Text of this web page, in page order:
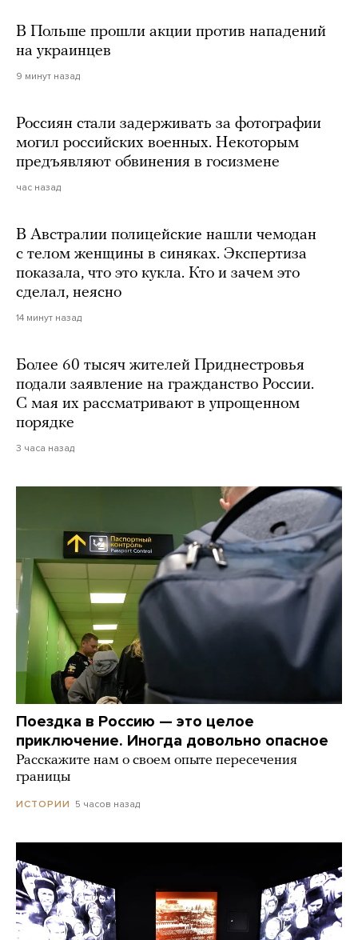
В Польше прошли акции против нападений
на украинцев
9 минут назад
Россиян стали задерживать за фотографии
могил российских военных. Некоторым
предъявляют обвинения в госизмене
час назад
В Австралии полицейские нашли чемодан
с телом женщины в синяках. Экспертиза
показала, что это кукла. Кто и зачем это
сделал, неясно
14 минут назад
Более 60 тысяч жителей Приднестровья
подали заявление на гражданство России.
С мая их рассматривают в упрощенном
порядке
3 часа назад
Поездка в Россию — это целое
приключение. Иногда довольно опасное
Расскажите нам о своем опыте пересечения
границы
ИСТОРИИ 5 часов назад